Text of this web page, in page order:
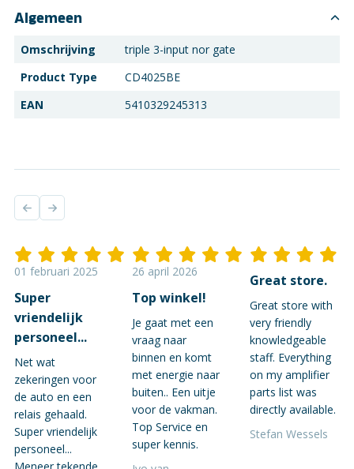
Algemeen
Omschrijving
triple 3-input nor gate
Product Type
CD4025BE
EAN
5410329245313
01 februari 2025
Super
vriendelijk
personeel...
Net wat
zekeringen voor
de auto en een
relais gehaald.
Super vriendelijk
personeel...
26 april 2026
Top winkel!
Je gaat met een
vraag naar
binnen en komt
met energie naar
buiten.. Een uitje
voor de vakman.
Top Service en
super kennis.
Great store.
Great store with
very friendly
knowledgeable
staff. Everything
on my amplifier
parts list was
directly available.
Stefan Wessels